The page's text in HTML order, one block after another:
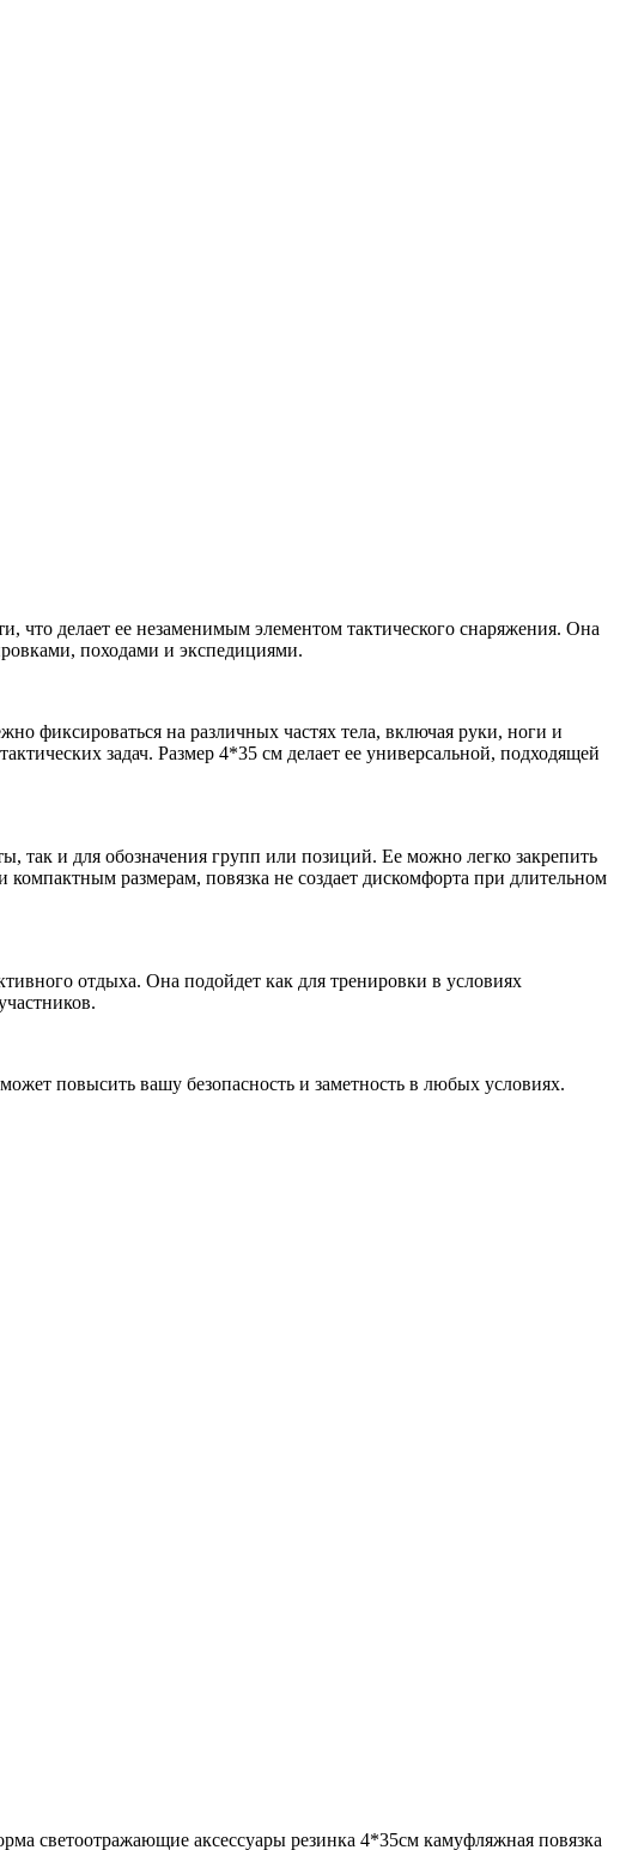
что делает ее незаменимым элементом тактического снаряжения. Она
походами и экспедициями.
фиксироваться на различных частях тела, включая руки, ноги и
задач. Размер 4*35 см делает ее универсальной, подходящей
так и для обозначения групп или позиций. Ее можно легко закрепить
размерам, повязка не создает дискомфорта при длительном
отдыха. Она подойдет как для тренировки в условиях
повысить вашу безопасность и заметность в любых условиях.
светоотражающие аксессуары резинка 4*35см камуфляжная повязка